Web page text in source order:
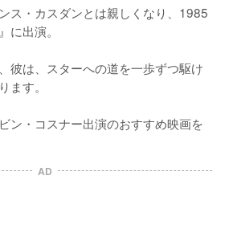
ス・カスダンとは親しくなり、1985
に出演。
彼は、スターへの道を一歩ずつ駆け
ます。
ン・コスナー出演のおすすめ映画を
AD